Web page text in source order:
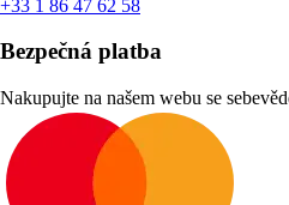
+33 1 86 47 62 58
Bezpečná platba
Nakupujte na našem webu se